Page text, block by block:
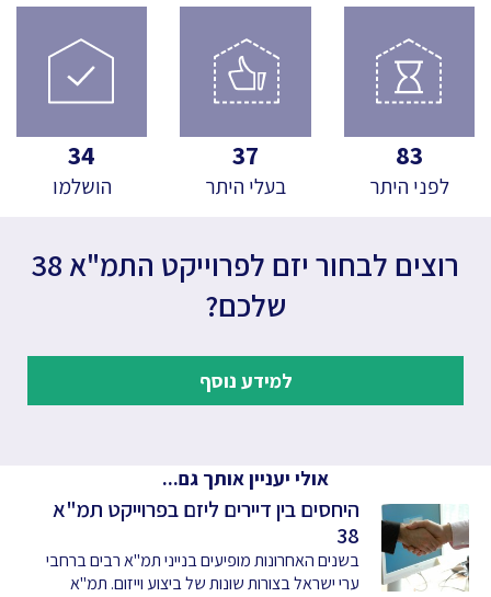
83
לפני היתר
37
בעלי היתר
34
הושלמו
רוצים לבחור יזם לפרוייקט התמ"א 38
שלכם?
למידע נוסף
אולי יעניין אותך גם...
היחסים בין דיירים ליזם בפרוייקט תמ"א
38
בשנים האחרונות מופיעים בנייני תמ"א רבים ברחבי
ערי ישראל בצורות שונות של ביצוע וייזום. תמ"א